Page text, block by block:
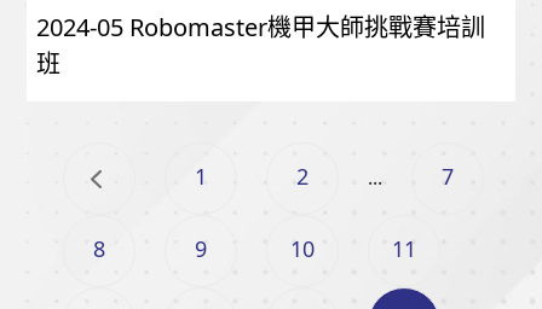
2024-05 Robomaster機甲大師挑戰賽培訓
班
1 2 ... 7
8 9 10 11